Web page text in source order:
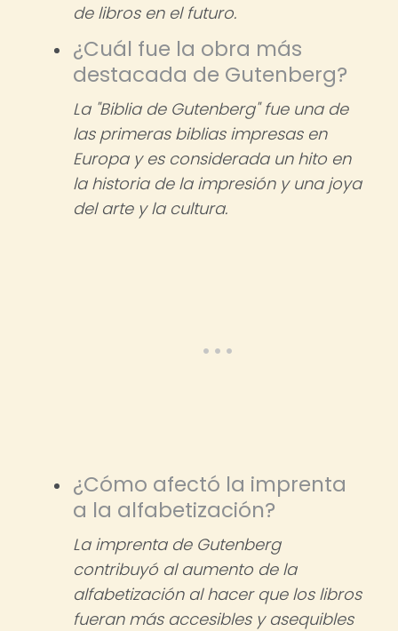
de libros en el futuro.
¿Cuál fue la obra más
destacada de Gutenberg?
La "Biblia de Gutenberg" fue una de
las primeras biblias impresas en
Europa y es considerada un hito en
la historia de la impresión y una joya
del arte y la cultura.
¿Cómo afectó la imprenta
a la alfabetización?
La imprenta de Gutenberg
contribuyó al aumento de la
alfabetización al hacer que los libros
fueran más accesibles y asequibles